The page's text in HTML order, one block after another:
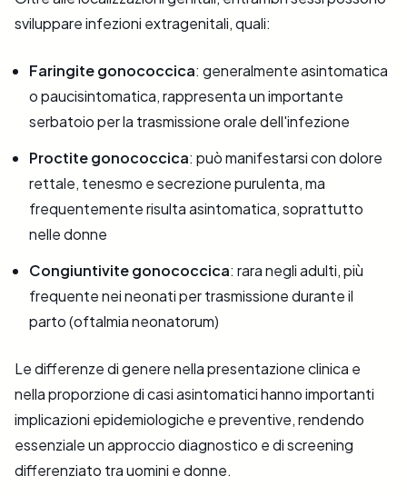
sviluppare infezioni extragenitali, quali:
Faringite gonococcica: generalmente asintomatica
o paucisintomatica, rappresenta un importante
serbatoio per la trasmissione orale dell'infezione
Proctite gonococcica: può manifestarsi con dolore
rettale, tenesmo e secrezione purulenta, ma
frequentemente risulta asintomatica, soprattutto
nelle donne
Congiuntivite gonococcica: rara negli adulti, più
frequente nei neonati per trasmissione durante il
parto (oftalmia neonatorum)
Le differenze di genere nella presentazione clinica e
nella proporzione di casi asintomatici hanno importanti
implicazioni epidemiologiche e preventive, rendendo
essenziale un approccio diagnostico e di screening
differenziato tra uomini e donne.